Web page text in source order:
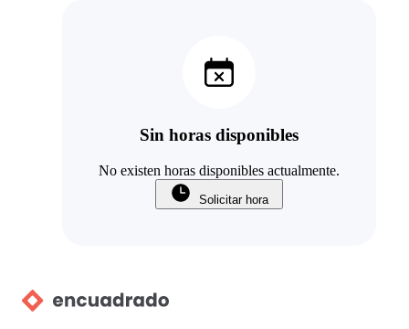
Sin horas disponibles
No existen horas disponibles actualmente.
Solicitar hora